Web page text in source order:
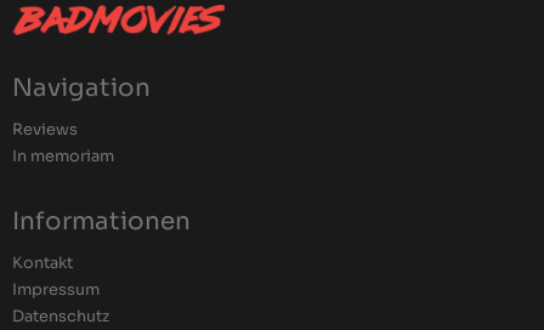
Navigation
Reviews
In memoriam
Informationen
Kontakt
Impressum
Datenschutz